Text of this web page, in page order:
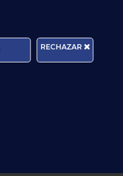
¿QUIERES
RECHAZAR